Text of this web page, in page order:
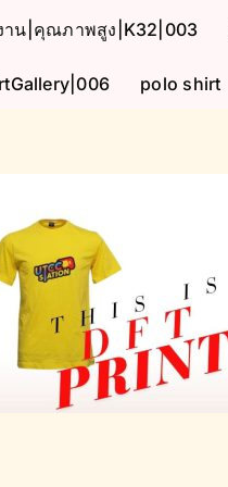
าน|คุณภาพสูง|K32|003
polo shirt